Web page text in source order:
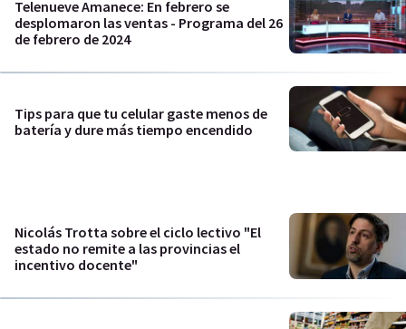
Telenueve Amanece: En febrero se
desplomaron las ventas - Programa del 26
de febrero de 2024
Tips para que tu celular gaste menos de
batería y dure más tiempo encendido
Nicolás Trotta sobre el ciclo lectivo "El
estado no remite a las provincias el
incentivo docente"